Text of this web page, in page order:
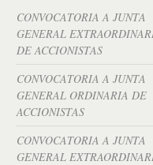
CONVOCATORIA A JUNTA
GENERAL
DE ACCIONISTAS
CONVOCATORIA A JUNTA
GENERAL ORDINARIA DE
ACCIONISTAS
CONVOCATORIA A JUNTA
GENERAL